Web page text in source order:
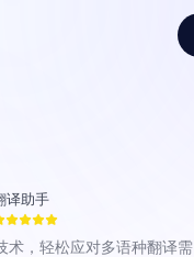
译助手
术，轻松应对多语种翻译需